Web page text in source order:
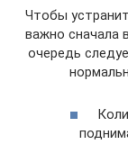
Чтобы
важно сначала
очередь